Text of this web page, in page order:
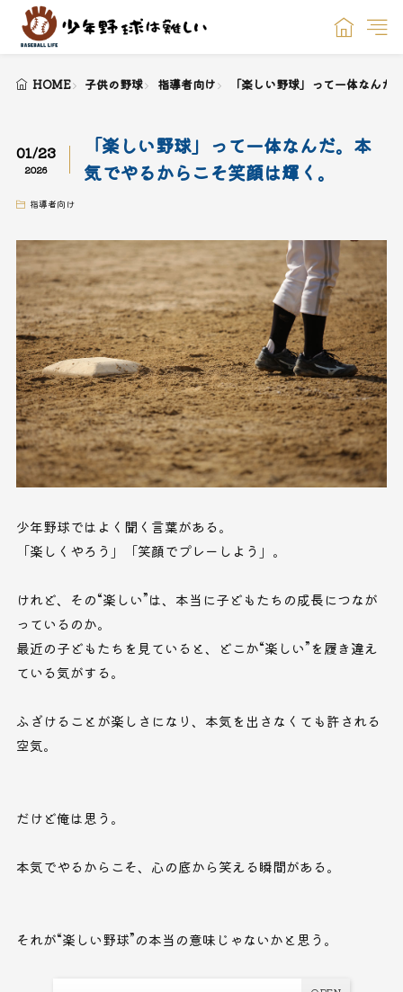
HOME 子供の野球 指導者向け 「楽しい野球」って一体なん
01/23
2026
「楽しい野球」って一体なんだ。本
気でやるからこそ笑顔は輝く。
指導者向け
少年野球ではよく聞く言葉がある。
「楽しくやろう」「笑顔でプレーしよう」。
けれど、その“楽しい”は、本当に子どもたちの成長につなが
っているのか。
最近の子どもたちを見ていると、どこか“楽しい”を履き違え
ている気がする。
ふざけることが楽しさになり、本気を出さなくても許される
空気。
だけど俺は思う。
本気でやるからこそ、心の底から笑える瞬間がある。
それが“楽しい野球”の本当の意味じゃないかと思う。